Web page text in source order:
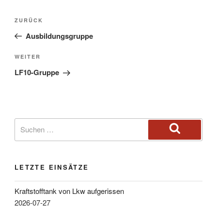
ZURÜCK
Ausbildungsgruppe
WEITER
LF10-Gruppe
LETZTE EINSÄTZE
Kraftstofftank von Lkw aufgerissen
2026-07-27